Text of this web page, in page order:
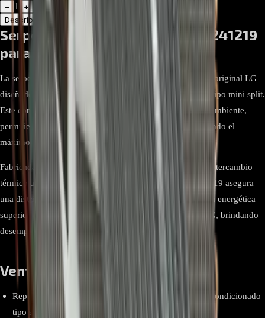
−
1
+
Descripción
Serpentina Evaporadora ADL75241219
para Aire Acondicionado LG
La serpentina evaporadora ADL75241219 es un repuesto original LG
diseñado para unidades internas de aires acondicionados tipo mini split.
Este componente es responsable de absorber el calor del ambiente,
permitiendo que el aire salga frío y confortable, garantizando el
máximo rendimiento térmico del sistema.
Fabricada con materiales de alta calidad y tecnología de intercambio
térmico avanzada, la serpentina evaporadora ADL75241219 asegura
una distribución uniforme del refrigerante y una eficiencia energética
superior. Es totalmente compatible con varios modelos LG, brindando
desempeño confiable y durabilidad extendida.
Ventajas y beneficios
Repuesto original LG para unidades internas de aire acondicionado
tipo split.